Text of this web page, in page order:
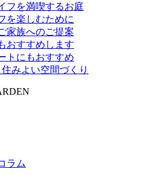
フを満喫するお庭
を楽しむために
家族へのご提案
おすすめします
トにもおすすめ
みよい空間づくり
ラム